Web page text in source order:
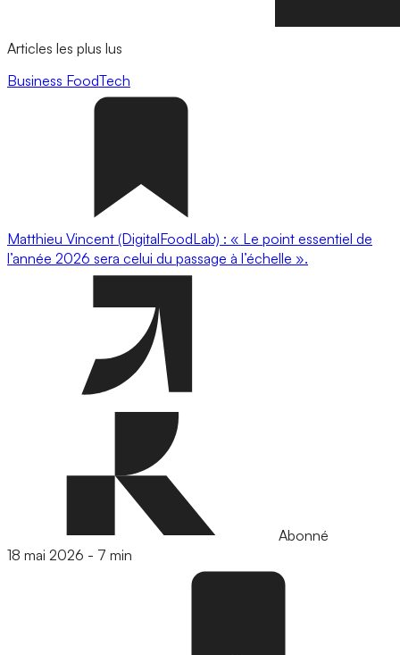
Articles les plus lus
Business FoodTech
Matthieu Vincent (DigitalFoodLab) : « Le point essentiel de
l’année 2026 sera celui du passage à l’échelle ».
Abonné
18 mai 2026 - 7 min